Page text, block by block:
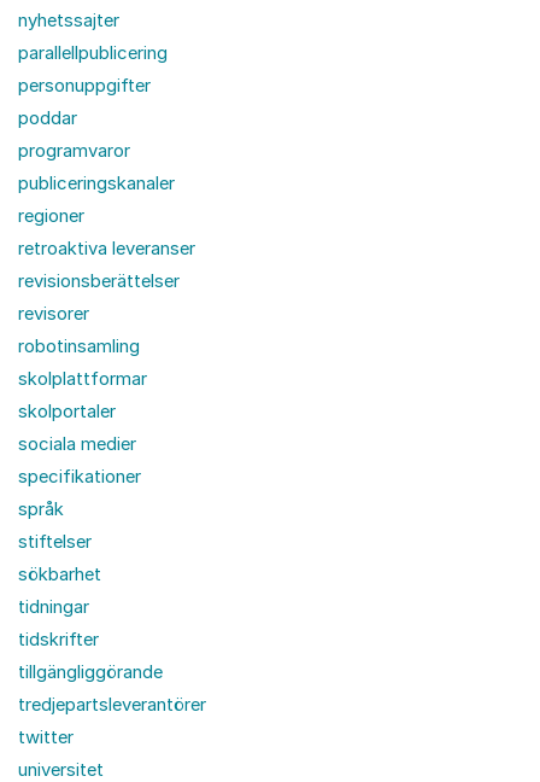
nyhetssajter
parallellpublicering
personuppgifter
poddar
programvaror
publiceringskanaler
regioner
retroaktiva leveranser
revisionsberättelser
revisorer
robotinsamling
skolplattformar
skolportaler
sociala medier
specifikationer
språk
stiftelser
sökbarhet
tidningar
tidskrifter
tillgängliggörande
tredjepartsleverantörer
twitter
universitet